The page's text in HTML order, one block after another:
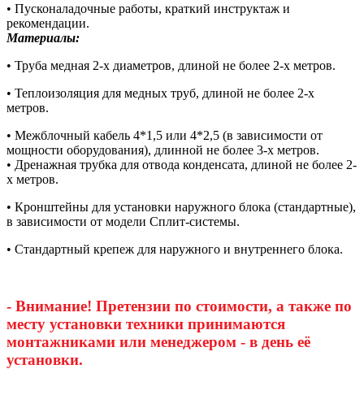
• Пусконаладочные работы, краткий инструктаж и
рекомендации.
Материалы:
• Труба медная 2-х диаметров, длиной не более 2-х метров.
• Теплоизоляция для медных труб, длиной не более 2-х
метров.
• Межблочный кабель 4*1,5 или 4*2,5 (в зависимости от
мощности оборудования), длинной не более 3-х метров.
• Дренажная трубка для отвода конденсата, длиной не более 2-
х метров.
• Кронштейны для установки наружного блока (стандартные),
в зависимости от модели Сплит-системы.
• Стандартный крепеж для наружного и внутреннего блока.
- Внимание! Претензии по стоимости, а также по
месту установки техники принимаются
монтажниками или менеджером - в день её
установки.